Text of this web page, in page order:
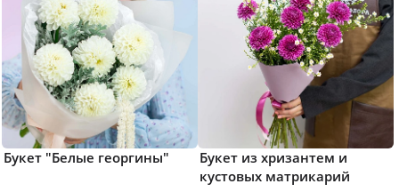
Букет "Белые георгины"
Букет из хризантем и
кустовых матрикарий